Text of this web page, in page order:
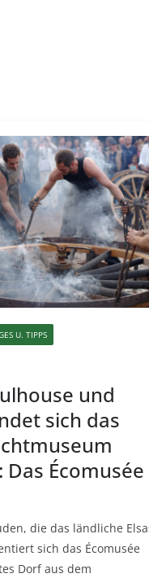
U. TIPPS
und
sich das
Écomusée
die das ländliche
sich das Écomusée
Dorf aus dem